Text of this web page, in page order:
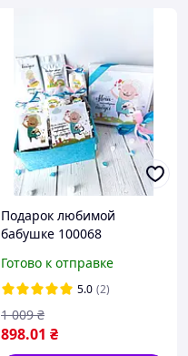
Подарок любимой
бабушке 100068
Готово к отправке
5.0 (2)
898.01 ₴
1 009 ₴